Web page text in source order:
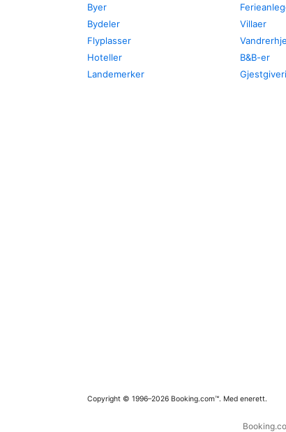
Byer
Bydeler
Flyplasser
Hoteller
Landemerker
Villaer
B&B-er
Copyright © 1996–2026 Booking.com™. Med enerett.